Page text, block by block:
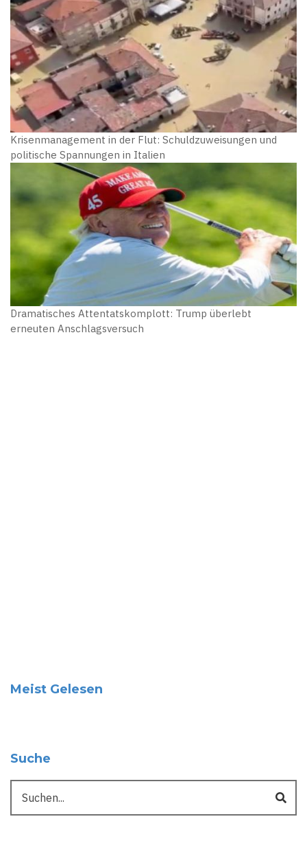
Krisenmanagement in der Flut: Schuldzuweisungen und
politische Spannungen in Italien
Dramatisches Attentatskomplott: Trump überlebt
erneuten Anschlagsversuch
Meist Gelesen
Suche